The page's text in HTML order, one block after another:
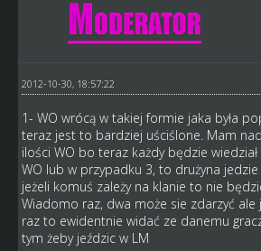
2012-10-30, 18:57:22
1- WO wrócą w takiej formie jaka była
teraz jest to bardziej uściślone. Mam
ilości WO bo teraz każdy będzie
WO lub w przypadku 3, to drużyna jedzie
jeżeli komuś zależy na klanie to nie
Wiadomo raz, dwa może sie zdarzyć ale
raz to ewidentnie widać ze danemu
tym żeby jeździc w LM